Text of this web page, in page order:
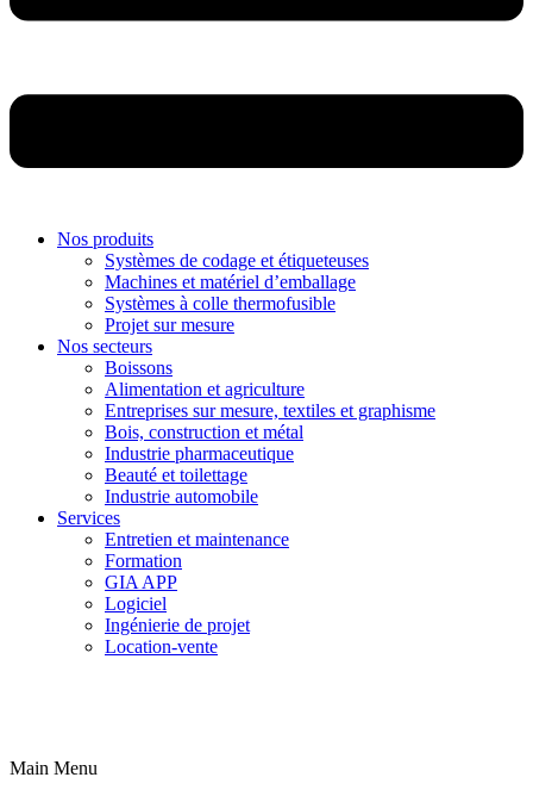
Nos produits
Systèmes de codage et étiqueteuses
Machines et matériel d’emballage
Systèmes à colle thermofusible
Projet sur mesure
Nos secteurs
Boissons
Alimentation et agriculture
Entreprises sur mesure, textiles et graphisme
Bois, construction et métal
Industrie pharmaceutique
Beauté et toilettage
Industrie automobile
Services
Entretien et maintenance
Formation
GIA APP
Logiciel
Ingénierie de projet
Location-vente
Main Menu